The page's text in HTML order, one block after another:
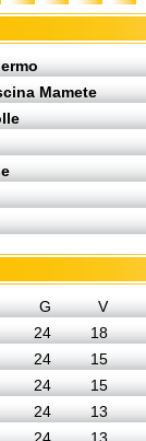
Mamete
G
V
24
18
24
15
24
15
24
13